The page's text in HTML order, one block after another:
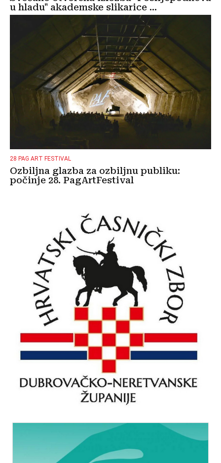
u hladu" akademske slikarice ...
28 PAG ART FESTIVAL
Ozbiljna glazba za ozbiljnu publiku:
počinje 28. PagArtFestival